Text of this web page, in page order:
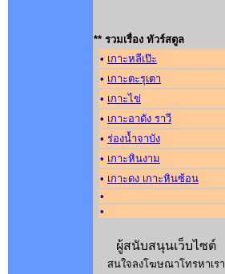
** รวมเรื่อง ทัวร์สตูล
• เกาะหลีเป๊ะ
• เกาะตะรุเตา
• เกาะไข่
• เกาะอาดัง ราวี
• ร่องน้ำจาบัง
• เกาะหินงาม
• เกาะดง เกาะหินซ้อน
•
•
ผู้สนับสนุนเว็บไซต์
สนใจลงโฆษณาโทรหาเรา